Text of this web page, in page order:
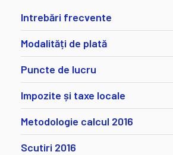
Intrebări frecvente
Modalități de plată
Puncte de lucru
Impozite și taxe locale
Metodologie calcul 2016
Scutiri 2016